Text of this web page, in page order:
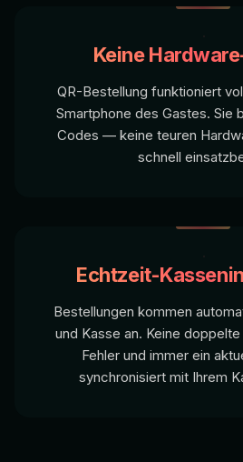
Keine
QR-Bestellung funktioniert
Smartphone des Gastes. Sie
Codes — keine teuren
schnell
Echtzeit-
Bestellungen kommen
und Kasse an. Keine
Fehler und immer ein
synchronisiert mit Ihrem